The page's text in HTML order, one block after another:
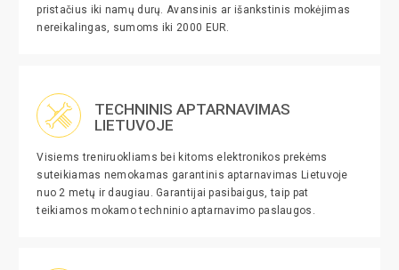
pristačius iki namų durų. Avansinis ar išankstinis mokėjimas
nereikalingas, sumoms iki 2000 EUR.
TECHNINIS APTARNAVIMAS
LIETUVOJE
Visiems treniruokliams bei kitoms elektronikos prekėms
suteikiamas nemokamas garantinis aptarnavimas Lietuvoje
nuo 2 metų ir daugiau. Garantijai pasibaigus, taip pat
teikiamos mokamo techninio aptarnavimo paslaugos.